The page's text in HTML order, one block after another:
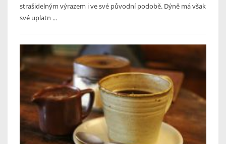
strašidelným výrazem i ve své původní podobě. Dýně má však
své uplatn ...